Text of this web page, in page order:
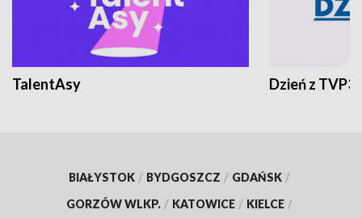
TalentAsy Dzień z TVP3
BIAŁYSTOK / BYDGOSZCZ / GDAŃSK /
GORZÓW WLKP. / KATOWICE / KIELCE /